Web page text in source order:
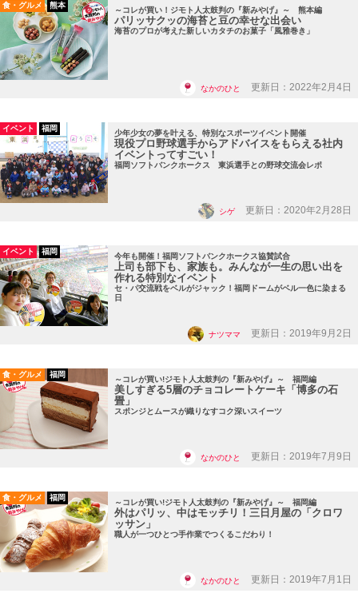
食・グルメ 熊本
～コレが買い！ジモト人太鼓判の『新みやげ』～ 熊本編
パリッサクッの海苔と豆の幸せな出会い
海苔のプロが考えた新しいカタチのお菓子「風雅巻き」
なかのひと 更新日：2022年2月4日
イベント 福岡
少年少女の夢を叶える、特別なスポーツイベント開催
現役プロ野球選手からアドバイスをもらえる社内
イベントってすごい！
福岡ソフトバンクホークス 東浜選手との野球交流会レポ
シゲ 更新日：2020年2月28日
イベント 福岡
今年も開催！福岡ソフトバンクホークス協賛試合
上司も部下も、家族も。みんなが一生の思い出を
作れる特別なイベント
セ・パ交流戦をベルがジャック！福岡ドームがベル一色に染まる
日
ナツママ 更新日：2019年9月2日
食・グルメ 福岡
～コレが買い!ジモト人太鼓判の『新みやげ』～ 福岡編
美しすぎる5層のチョコレートケーキ「博多の石
畳」
スポンジとムースが織りなすコク深いスイーツ
なかのひと 更新日：2019年7月9日
食・グルメ 福岡
～コレが買い!ジモト人太鼓判の『新みやげ』～ 福岡編
外はパリッ、中はモッチリ！三日月屋の「クロワ
ッサン」
職人が一つひとつ手作業でつくるこだわり！
なかのひと 更新日：2019年7月1日